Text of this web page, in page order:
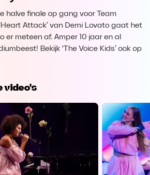
halve finale op gang voor Team
Attack’ van Demi Lovato gaat het
er meteen af. Amper 10 jaar en al
Bekijk ‘The Voice Kids’ ook op
video's